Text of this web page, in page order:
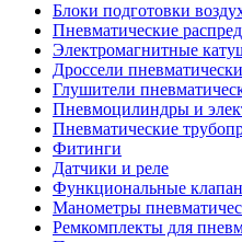
Блоки подготовки
Пневматические
Электромагнитные
Дроссели
Глушители
Пневмоцилиндры и
Пневматические
Фитинги
Датчики и реле
Функциональные
Манометры
Ремкомплекты для